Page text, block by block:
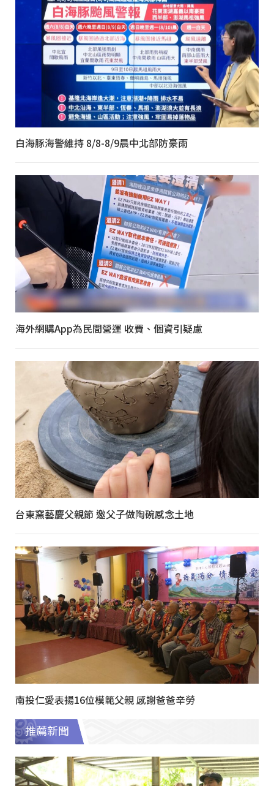
白海豚海警維持 8/8-8/9晨中北部防豪雨
海外網購App為民間營運 收費、個資引疑慮
台東窯藝慶父親節 邀父子做陶碗感念土地
南投仁愛表揚16位模範父親 感謝爸爸辛勞
推薦新聞